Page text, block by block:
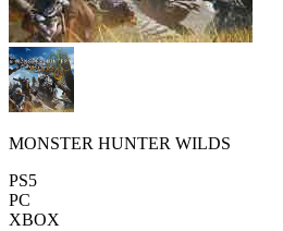
MONSTER HUNTER WILDS
PS5
PC
XBOX